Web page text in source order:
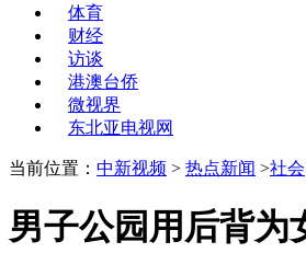
体育
财经
访谈
港澳台侨
微视界
东北亚电视网
当前位置： 中新视频 > 热点新闻 >社会
男子公园用后背为